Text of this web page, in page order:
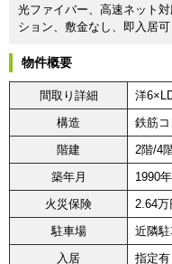
光ファイバー、高速ネット
ション、敷金なし、即入居可
物件概要
間取り詳細
洋
構造
鉄筋コ
階建
2階/4
築年月
1990
火災保険
2.64
駐車場
近隣
入居
指定